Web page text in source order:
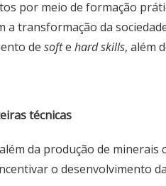
por meio de formação
a transformação da
de softe hard skills, além
técnicas
da produção de
o desenvolvimento